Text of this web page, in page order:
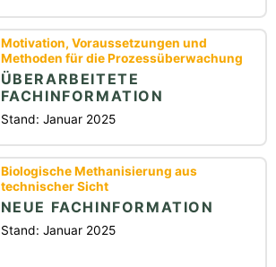
Motivation, Voraussetzungen und
Methoden für die Prozessüberwachung
ÜBERARBEITETE
FACHINFORMATION
Stand: Januar 2025
Biologische Methanisierung aus
technischer Sicht
NEUE FACHINFORMATION
Stand: Januar 2025